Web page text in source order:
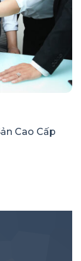
Cao Cấp